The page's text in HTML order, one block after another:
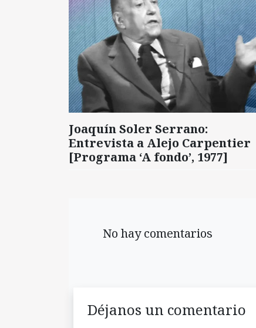
Joaquín Soler Serrano:
Entrevista a Alejo Carpentier
[Programa ‘A fondo’, 1977]
No hay comentarios
Déjanos un comentario